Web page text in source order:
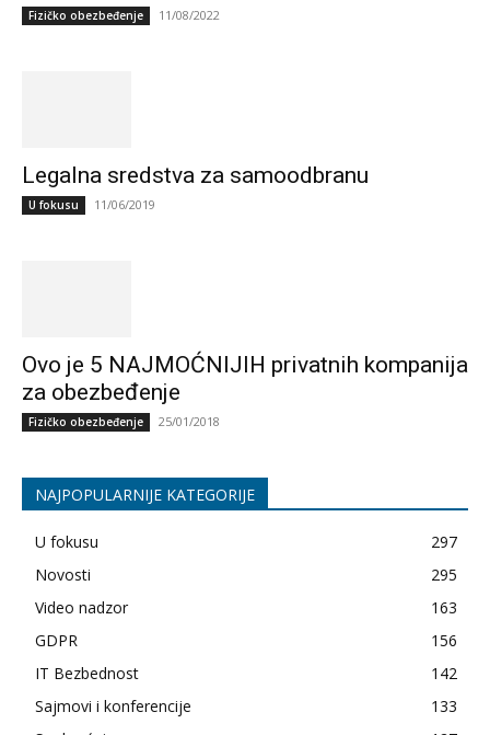
Fizičko obezbeđenje 11/08/2022
Legalna sredstva za samoodbranu
U fokusu 11/06/2019
Ovo je 5 NAJMOĆNIJIH privatnih kompanija
za obezbeđenje
Fizičko obezbeđenje 25/01/2018
NAJPOPULARNIJE KATEGORIJE
U fokusu
297
Novosti
295
Video nadzor
163
GDPR
156
IT Bezbednost
142
Sajmovi i konferencije
133